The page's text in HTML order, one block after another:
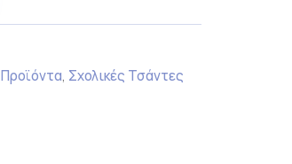
Προϊόντα, Σχολικές Τσάντες